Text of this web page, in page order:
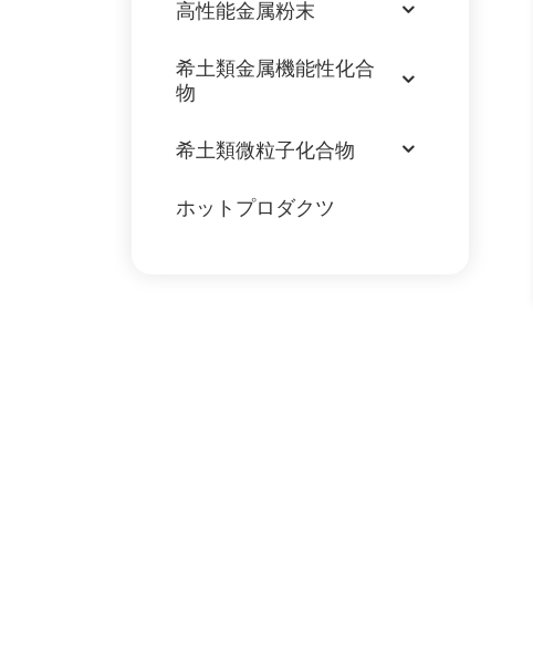
高性能金属粉末
希土類金属機能性化合
物
希土類微粒子化合物
ホットプロダクツ